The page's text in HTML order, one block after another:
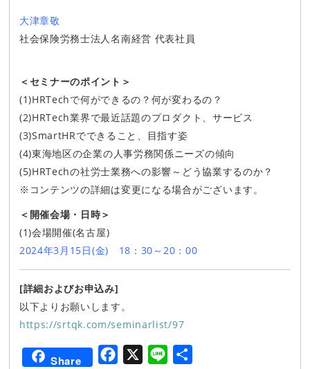
大津章敬
社会保険労務士法人名南経営 代表社員
＜セミナーのポイント＞
(1)HRTechで何ができるの？何が変わるの？
(2)HRTech業界で最近話題のプロダクト、サービス
(3)SmartHRでできること、目指す姿
(4)東海地区の企業の人事労務関係ニーズの傾向
(5)HRTechの社労士業務への影響～どう協業するのか？
※コンテンツの詳細は変更になる場合がございます。
＜開催会場・日時＞
(1)会場開催(名古屋)
2024年3月15日(金) 18：30～20：00
[詳細およびお申込み]
以下よりお願いします。
https://srtqk.com/seminarlist/97
Share